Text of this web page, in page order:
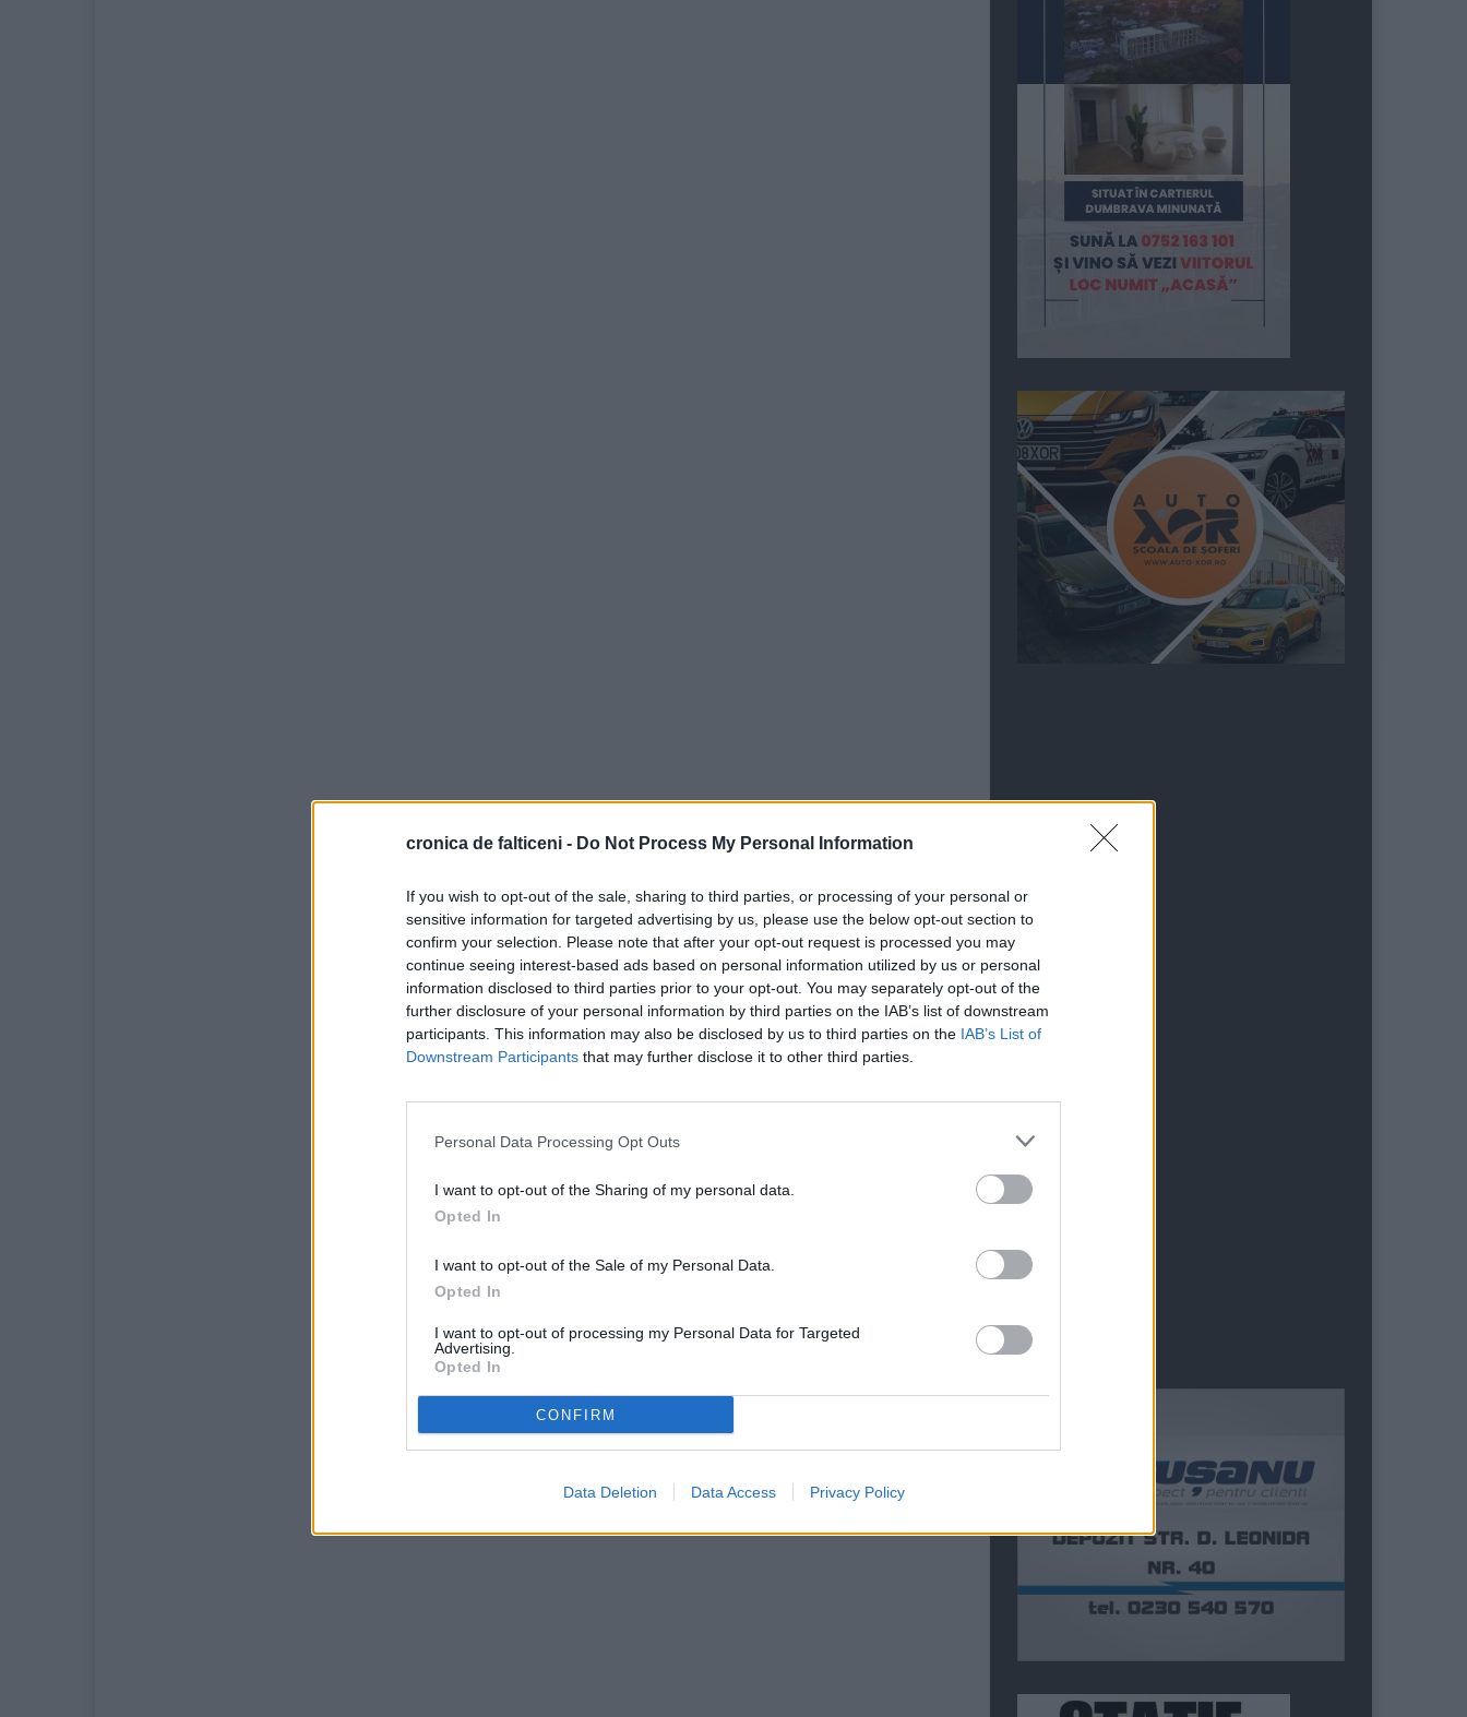
cronica de falticeni - Do Not Process My Personal Information
If you wish to opt-out of the sale, sharing to third parties, or processing of your personal or
sensitive information for targeted advertising by us, please use the below opt-out section to
confirm your selection. Please note that after your opt-out request is processed you may
continue seeing interest-based ads based on personal information utilized by us or personal
information disclosed to third parties prior to your opt-out. You may separately opt-out of the
further disclosure of your personal information by third parties on the IAB’s list of downstream
participants. This information may also be disclosed by us to third parties on the IAB’s List of
Downstream Participants that may further disclose it to other third parties.
Personal Data Processing Opt Outs
I want to opt-out of the Sharing of my personal data.
Opted In
I want to opt-out of the Sale of my Personal Data.
Opted In
I want to opt-out of processing my Personal Data for Targeted
Advertising.
Opted In
CONFIRM
Data Deletion Data Access Privacy Policy